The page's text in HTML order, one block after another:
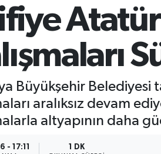
Büyükşehir Belediyesi
aralıksız devam
altyapının daha
- 17:11 1 DK
ve Fikstür